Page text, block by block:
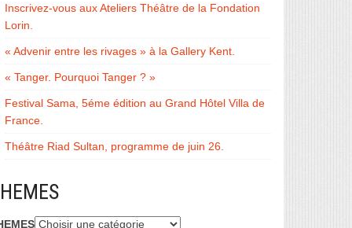
Inscrivez-vous aux Ateliers Théâtre de la Fondation
Lorin.
« Advenir entre les rivages » à la Gallery Kent.
« Tanger. Pourquoi Tanger ? »
Festival Sama, 5éme édition au Grand Hôtel Villa de
France.
Théâtre Riad Sultan, programme de juin 26.